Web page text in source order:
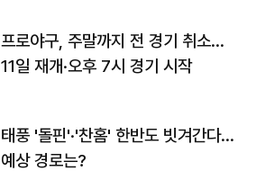
프로야구, 주말까지 전 경기 취소…
11일 재개·오후 7시 경기 시작
태풍 '돌핀'·'찬홈' 한반도 빗겨간다…
예상 경로는?